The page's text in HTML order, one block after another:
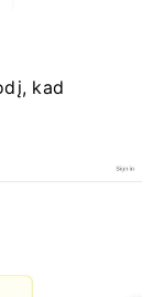
kad